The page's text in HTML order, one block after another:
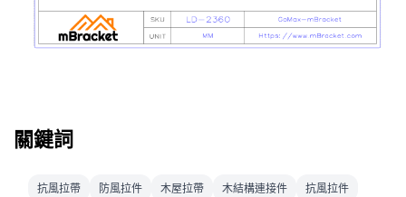
關鍵詞
抗風拉帶 防風拉件 木屋拉帶 木結構連接件
抗風拉件